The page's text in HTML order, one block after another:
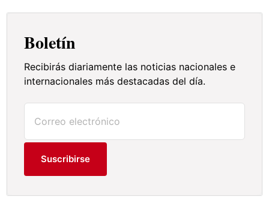
Boletín
Recibirás diariamente las noticias nacionales e
internacionales más destacadas del día.
Suscribirse